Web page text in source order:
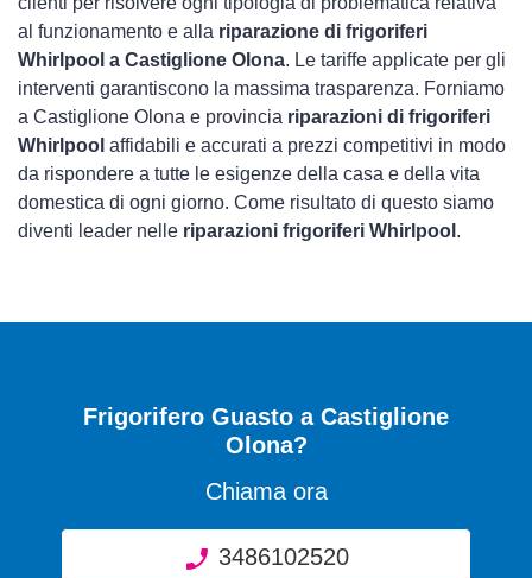
al funzionamento e alla riparazione di frigoriferi
Whirlpool a Castiglione Olona. Le tariffe applicate per gli
interventi garantiscono la massima trasparenza. Forniamo
a Castiglione Olona e provincia riparazioni di frigoriferi
Whirlpool affidabili e accurati a prezzi competitivi in modo
da rispondere a tutte le esigenze della casa e della vita
domestica di ogni giorno. Come risultato di questo siamo
diventi leader nelle riparazioni frigoriferi Whirlpool .
Frigorifero Guasto a Castiglione
Olona?
Chiama ora
3486102520